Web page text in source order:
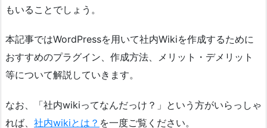
もいることでしょう。
本記事ではWordPressを用いて社内Wikiを作成するために
おすすめのプラグイン、作成方法、メリット・デメリット
等について解説していきます。
なお、「社内wikiってなんだっけ？」という方がいらっしゃ
れば、 社内wikiとは？ を一度ご覧ください。